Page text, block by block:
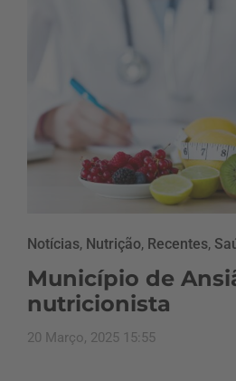
Notícias, Nutrição, Recentes,
Município de
nutricionista
20 Março, 2025 15:55